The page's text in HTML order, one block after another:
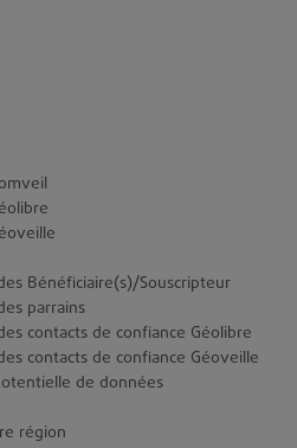
Bénéficiaire(s)/Souscripteur
parrains
contacts de confiance Géolibre
contacts de confiance Géoveille
de données
région